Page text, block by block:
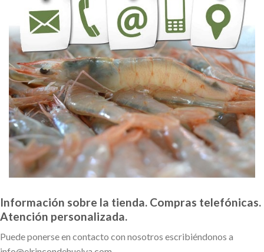
Información sobre la tienda. Compras telefónicas.
Atención personalizada.
Puede ponerse en contacto con nosotros escribiéndonos a